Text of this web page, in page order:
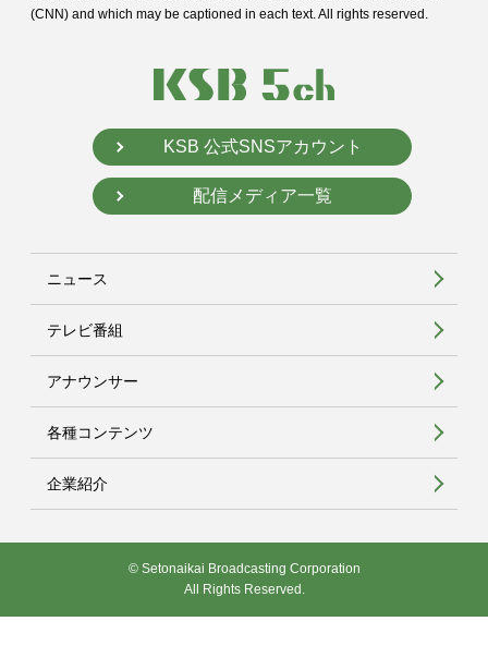
(CNN) and which may be captioned in each text. All rights reserved.
KSB 公式SNSアカウント
配信メディア一覧
ニュース
テレビ番組
アナウンサー
各種コンテンツ
企業紹介
© Setonaikai Broadcasting Corporation
All Rights Reserved.